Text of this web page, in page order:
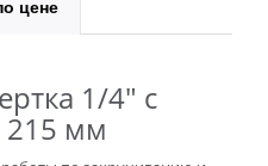
цене
1/4" с
215 мм